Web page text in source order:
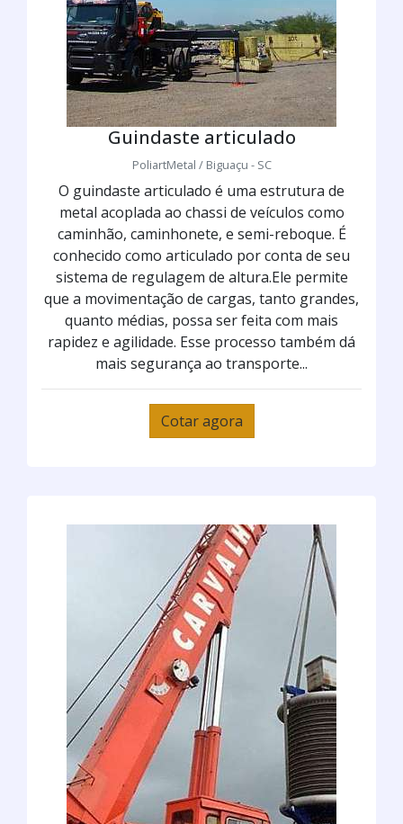
Guindaste articulado
PoliartMetal / Biguaçu - SC
O guindaste articulado é uma estrutura de
metal acoplada ao chassi de veículos como
caminhão, caminhonete, e semi-reboque. É
conhecido como articulado por conta de seu
sistema de regulagem de altura.Ele permite
que a movimentação de cargas, tanto grandes,
quanto médias, possa ser feita com mais
rapidez e agilidade. Esse processo também dá
mais segurança ao transporte...
Cotar agora